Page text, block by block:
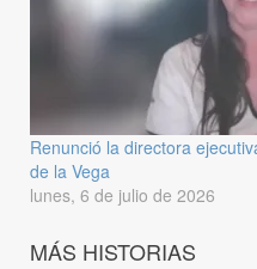
Renunció la directora
de la Vega
lunes, 6 de julio de 2026
MÁS HISTORIAS